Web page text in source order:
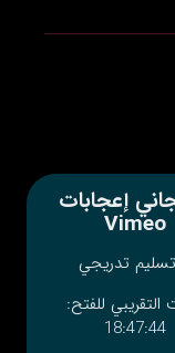
إعجابات
Vimeo
تدريجي
التقريبي للفتح:
18:47:44